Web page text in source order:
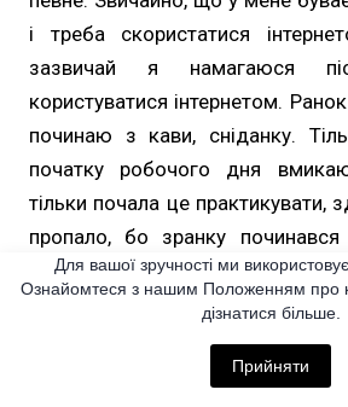
і треба скористатися
зазвичай я намагаюся
користуватися інтернетом.
починаю з кави, сніданку.
початку робочого дня
тільки почала це практикувати,
пропало, бо зранку
повідомлень, і навіть була
щось пропущу, щось втрачу, не
повідомлення, а в цей час
Для вашої зручності ми
Ознайомтеся з нашим Положенням про
дізнатися більше.
Прийняти